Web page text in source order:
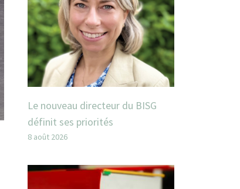
Le nouveau directeur du BISG
définit ses priorités
8 août 2026